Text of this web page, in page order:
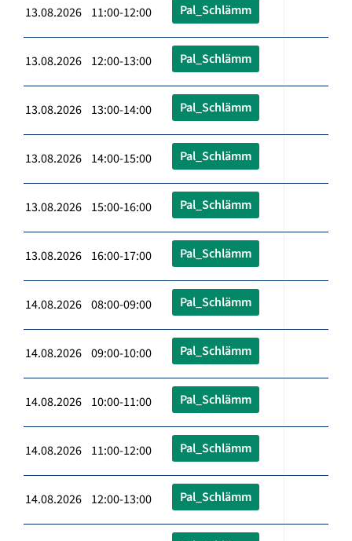
13.08.2026 11:00-12:00 Pal_Schlämm
13.08.2026 12:00-13:00 Pal_Schlämm
13.08.2026 13:00-14:00 Pal_Schlämm
13.08.2026 14:00-15:00 Pal_Schlämm
13.08.2026 15:00-16:00 Pal_Schlämm
13.08.2026 16:00-17:00 Pal_Schlämm
14.08.2026 08:00-09:00 Pal_Schlämm
14.08.2026 09:00-10:00 Pal_Schlämm
14.08.2026 10:00-11:00 Pal_Schlämm
14.08.2026 11:00-12:00 Pal_Schlämm
14.08.2026 12:00-13:00 Pal_Schlämm